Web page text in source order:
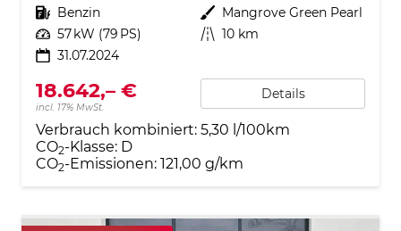
Kraftstoff Benzin Außenfarbe Mangrove Green Pearl
Leistung 57 kW (79 PS) Kilometerstand 10 km
31.07.2024
18.642,– €
incl. 17% MwSt.
Details
Verbrauch kombiniert: 5,30 l/100km
CO2-Klasse: D
CO2-Emissionen: 121,00 g/km